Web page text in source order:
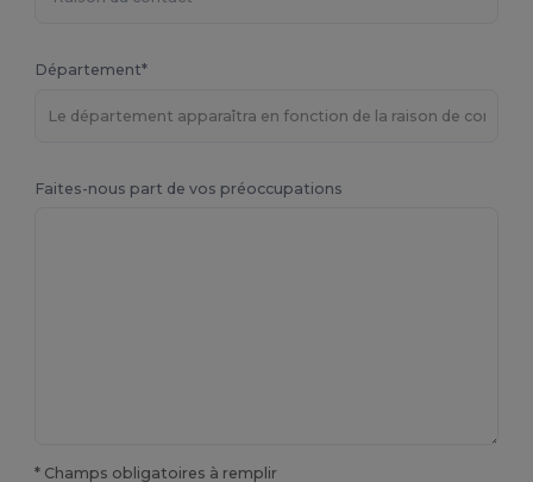
Département*
Faites-nous part de vos préoccupations
* Champs obligatoires à remplir